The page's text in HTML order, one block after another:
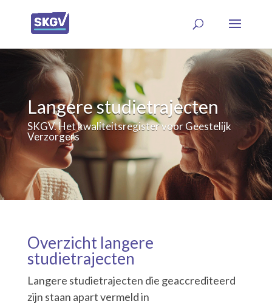
Langere studietrajecten
SKGV. Het kwaliteitsregister voor Geestelijk
Verzorgers
Overzicht langere
studietrajecten
Langere studietrajecten die geaccrediteerd
zijn staan apart vermeld in